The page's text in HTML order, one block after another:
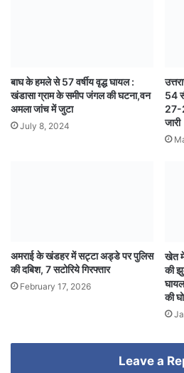
बाघ के हमले से 57 वर्षीय वृद्ध घायल :
खंडासा ग्राम के समीप जंगल की घटना,वन
अमला जांच में जुटा
July 8, 2024
54
27-
जारी
अमराई के खंडहर में सट्टा अड्डे पर पुलिस
की दबिश, 7 सटोरिये गिरफ्तार
February 17, 2026
खेत में
की
की
Leave a